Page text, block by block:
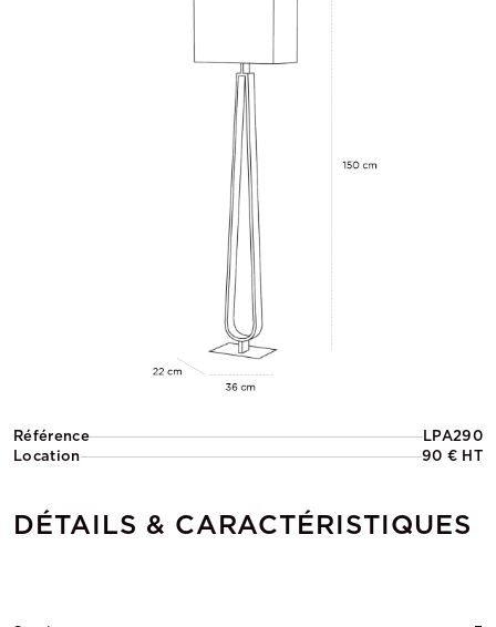
Référence
LPA290
Location
90 € HT
DÉTAILS & CARACTÉRISTIQUES